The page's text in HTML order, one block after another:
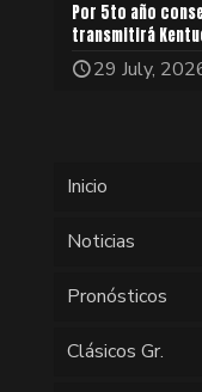
Por 5to año
transmitirá
29 July,
Inicio
Noticias
Pronósticos
Clásicos Gr.